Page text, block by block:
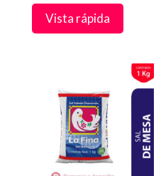
desde
hasta
$720.00
Vista rápida